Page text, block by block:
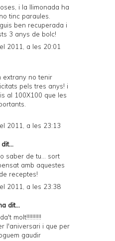
i la llimonada ha
tinc paraules.
ben recuperada i
3 anys de bolc!
2011, a les 20:01
extrany no tenir
pels tres anys! i
al 100X100 que les
2011, a les 23:13
dit...
saber de tu... sort
amb aquestes
receptes!
2011, a les 23:38
dit...
molt!!!!!!!!!!
l'aniversari i que per
gaudir